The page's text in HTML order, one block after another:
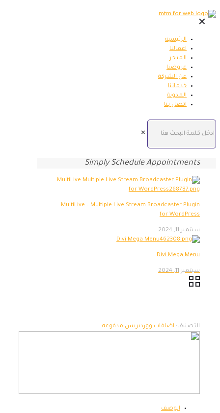
✕
الرئيسية
اعمالنا
المتجر
عروضنا
عن الشركة
خدماتنا
المدونة
اتصل بنا
✕
Simply Schedule Appointments
MultiLive – Multiple Live Stream Broadcaster Plugin
for WordPress
سبتمبر 11, 2024
Divi Mega Menu
سبتمبر 11, 2024
التصنيف: اضافات ووردبريس مدفوعه
الوصف